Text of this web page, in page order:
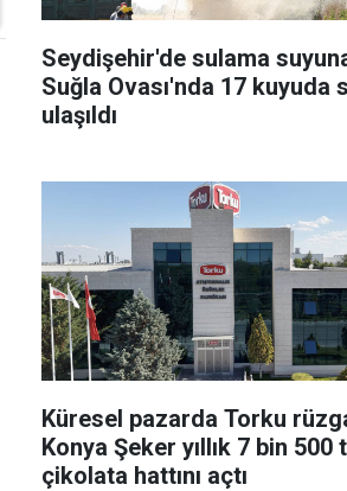
Seydişehir'de sulama
Suğla Ovası'nda 17 kuyuda
ulaşıldı
Küresel pazarda Torku
Konya Şeker yıllık 7 bin 500
çikolata hattını açtı